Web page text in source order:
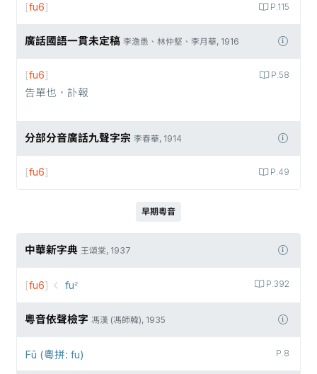
P.115
[fu6]
廣話國語一貫未定稿 李澹愚、林仲堅、李月華, 1916
P.58
[fu6]
告單也，訃報
分部分音廣話九聲字宗 李春華, 1914
P.49
[fu6]
早期粵音
中華新字典 王頌棠, 1937
P.392
[fu6] fu꜅
粵音依聲檢字 馮漢 (馮師韓), 1935
P.8
Fū (粵拼: fu)